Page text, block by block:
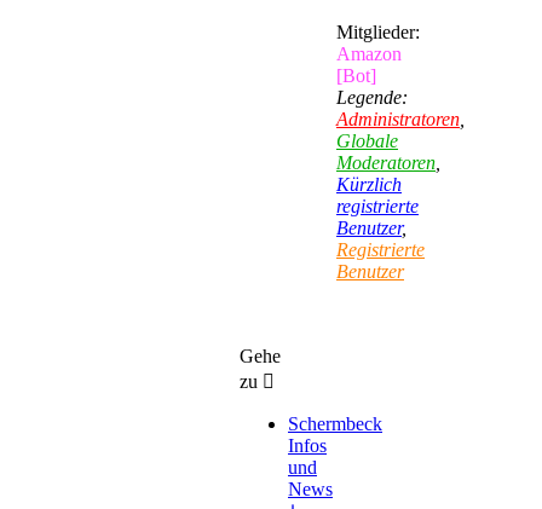
Mitglieder:
Amazon
[Bot]
Legende:
Administratoren
Globale
Moderatoren
Kürzlich
registrierte
Benutzer,
Registrierte
Benutzer
Gehe
zu
Schermbeck
Infos
und
News